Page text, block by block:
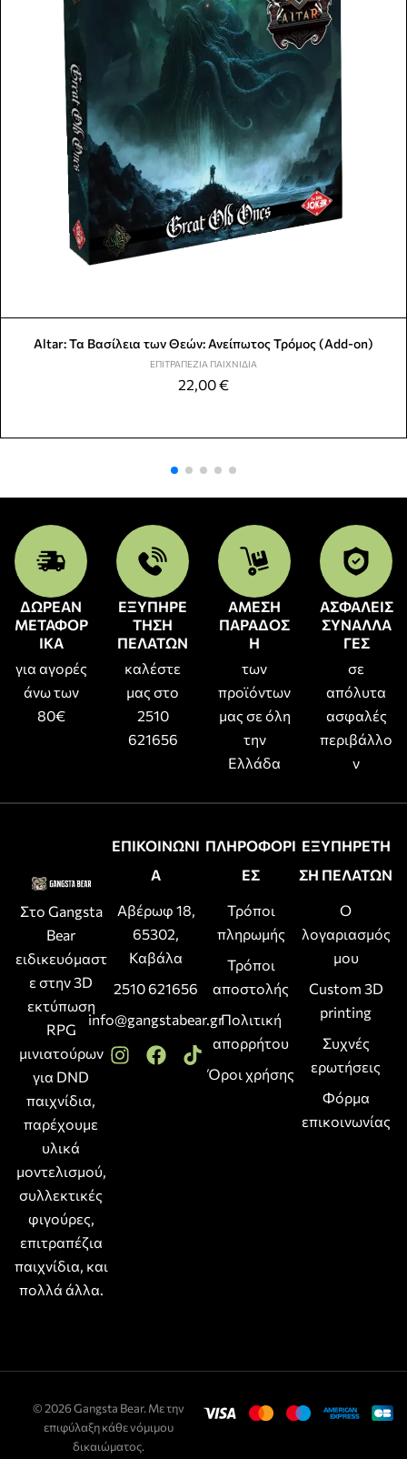
Altar: Τα Βασίλεια των Θεών: Ανείπωτος Τρόμος (Add-on)
ΕΠΙΤΡΑΠΈΖΙΑ ΠΑΙΧΝΊΔΙΑ
22,00€
ΔΩΡΕΑΝ
ΜΕΤΑΦΟΡ
ΙΚΑ
για αγορές
άνω των
80€
ΕΞΥΠΗΡΕ
ΤΗΣΗ
ΠΕΛΑΤΩΝ
καλέστε
μας στο
2510
621656
ΑΜΕΣΗ
ΠΑΡΑΔΟΣ
Η
των
προϊόντων
μας σε όλη
την
Ελλάδα
ΑΣΦΑΛΕΙΣ
ΣΥΝΑΛΛΑ
ΓΕΣ
σε
απόλυτα
ασφαλές
περιβάλλο
ν
Στο Gangsta
Bear
ειδικευόμαστ
ε στην 3D
εκτύπωση
RPG
μινιατούρων
για DND
παιχνίδια,
παρέχουμε
υλικά
μοντελισμού,
συλλεκτικές
φιγούρες,
επιτραπέζια
παιχνίδια, και
πολλά άλλα.
ΕΠΙΚΟΙΝΩΝΙ
Α
Αβέρωφ 18,
65302,
Καβάλα
2510 621656
info@gangstabear.gr
ΠΛΗΡΟΦΟΡΙ
ΕΣ
Τρόποι
πληρωμής
Τρόποι
αποστολής
Πολιτική
απορρήτου
Όροι χρήσης
ΕΞΥΠΗΡΕΤΗ
ΣΗ ΠΕΛΑΤΩΝ
Ο
λογαριασμός
μου
Custom 3D
printing
Συχνές
ερωτήσεις
Φόρμα
επικοινωνίας
© 2026 Gangsta Bear. Με την
επιφύλαξη κάθε νόμιμου
δικαιώματος.